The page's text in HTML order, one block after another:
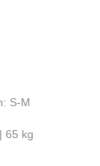
S-M
65 kg